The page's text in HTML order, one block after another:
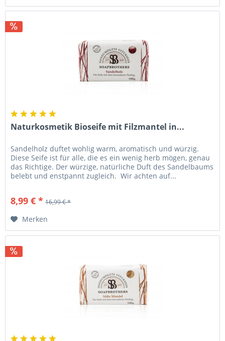
Naturkosmetik Bioseife mit Filzmantel in...
Sandelholz duftet wohlig warm, aromatisch und würzig.
Diese Seife ist für alle, die es ein wenig herb mögen, genau
das Richtige. Der würzige, natürliche Duft des Sandelbaums
belebt und enstpannt zugleich. Wir achten auf...
8,99 € * 16,99 € *
Merken